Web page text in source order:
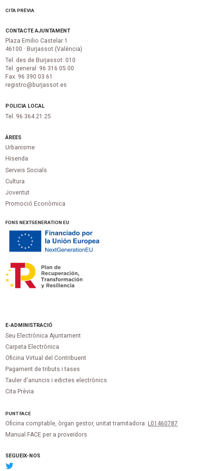
CITA PRÈVIA
CONTACTE AJUNTAMENT
Plaza Emilio Castelar 1
46100 · Burjassot (València)
Tel. des de Burjassot: 010
Tel. general: 96 316 05 00
Fax. 96 390 03 61
registro@burjassot.es
POLICIA LOCAL
Tel. 96 364 21 25
ÀREES
Urbanisme
Hisenda
Serveis Socials
Cultura
Joventut
Promoció Econòmica
FONS NEXTGENERATION EU
E-ADMINISTRACIÓ
Seu Electrònica Ajuntament
Carpeta Electrònica
Oficina Virtual del Contribuent
Pagament de tributs i tases
Tauler d'anuncis i edictes electrònics
Cita Prèvia
PUNTFACE
Oficina comptable, òrgan gestor, unitat tramitadora: L01460787
Manual FACE per a proveïdors
SEGUEIX-NOS